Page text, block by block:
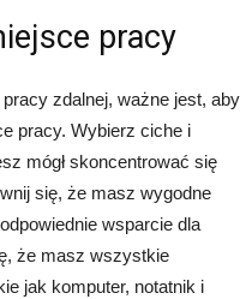
pracy
zdalnej, ważne jest, aby
pracy. Wybierz ciche i
mógł skoncentrować się
się, że masz wygodne
wsparcie dla
że masz wszystkie
jak komputer, notatnik i